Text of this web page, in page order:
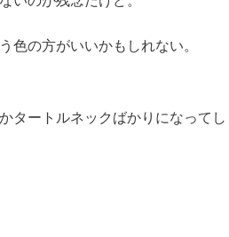
色の方がいいかもしれない。
ートルネックばかりになってし